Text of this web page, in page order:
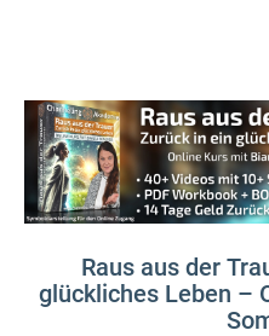
Raus aus der
glückliches Leben –